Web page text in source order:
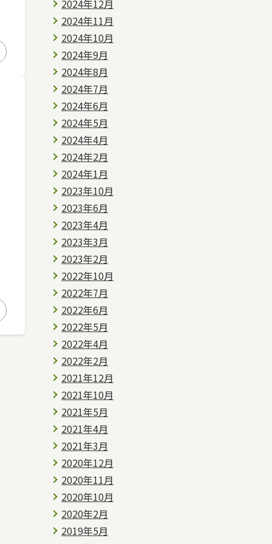
2024年12月
2024年11月
2024年10月
2024年9月
2024年8月
2024年7月
2024年6月
2024年5月
2024年4月
2024年2月
2024年1月
2023年10月
2023年6月
2023年4月
2023年3月
2023年2月
2022年10月
2022年7月
2022年6月
2022年5月
2022年4月
2022年2月
2021年12月
2021年10月
2021年5月
2021年4月
2021年3月
2020年12月
2020年11月
2020年10月
2020年2月
2019年5月